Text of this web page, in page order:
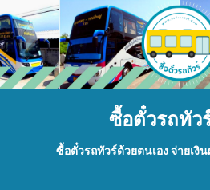
ซื้อตั๋วรถทัวร์
ซื้อตั๋วรถทัวร์ด้วยตนเอง จ่ายเงิ